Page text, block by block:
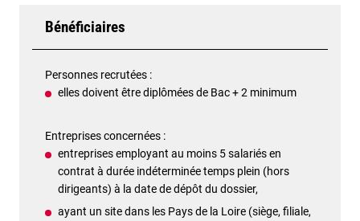
Bénéficiaires
Personnes recrutées :
elles doivent être diplômées de Bac + 2 minimum
Entreprises concernées :
entreprises employant au moins 5 salariés en
contrat à durée indéterminée temps plein (hors
dirigeants) à la date de dépôt du dossier,
ayant un site dans les Pays de la Loire (siège, filiale,